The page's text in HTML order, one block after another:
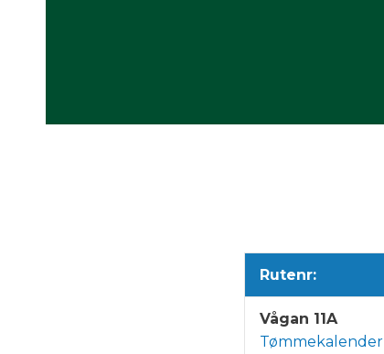
Rutenr:
Vågan 11A
Tømmekalender